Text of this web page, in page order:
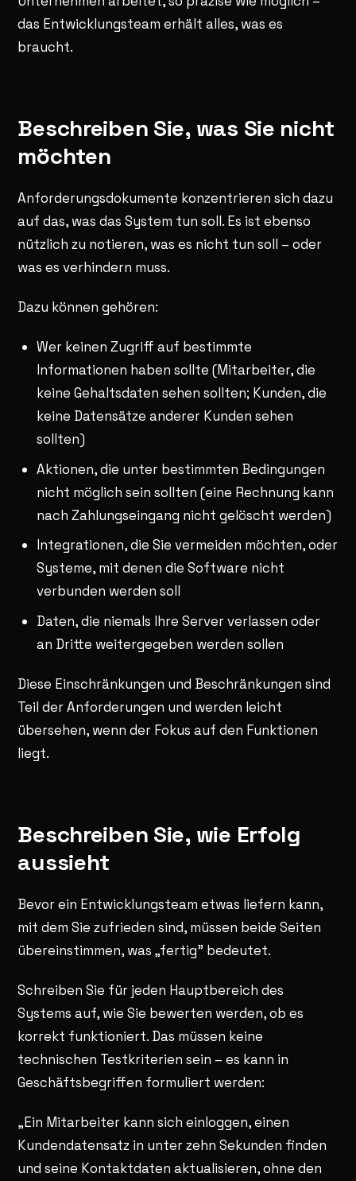
das Entwicklungsteam erhält alles, was es
braucht.
Beschreiben Sie, was Sie nicht
möchten
Anforderungsdokumente konzentrieren sich dazu
auf das, was das System tun soll. Es ist ebenso
nützlich zu notieren, was es nicht tun soll – oder
was es verhindern muss.
Dazu können gehören:
Wer keinen Zugriff auf bestimmte
Informationen haben sollte (Mitarbeiter, die
keine Gehaltsdaten sehen sollten; Kunden, die
keine Datensätze anderer Kunden sehen
sollten)
Aktionen, die unter bestimmten Bedingungen
nicht möglich sein sollten (eine Rechnung kann
nach Zahlungseingang nicht gelöscht werden)
Integrationen, die Sie vermeiden möchten, oder
Systeme, mit denen die Software nicht
verbunden werden soll
Daten, die niemals Ihre Server verlassen oder
an Dritte weitergegeben werden sollen
Diese Einschränkungen und Beschränkungen sind
Teil der Anforderungen und werden leicht
übersehen, wenn der Fokus auf den Funktionen
liegt.
Beschreiben Sie, wie Erfolg
aussieht
Bevor ein Entwicklungsteam etwas liefern kann,
mit dem Sie zufrieden sind, müssen beide Seiten
übereinstimmen, was „fertig" bedeutet.
Schreiben Sie für jeden Hauptbereich des
Systems auf, wie Sie bewerten werden, ob es
korrekt funktioniert. Das müssen keine
technischen Testkriterien sein – es kann in
Geschäftsbegriffen formuliert werden:
„Ein Mitarbeiter kann sich einloggen, einen
Kundendatensatz in unter zehn Sekunden finden
und seine Kontaktdaten aktualisieren, ohne den